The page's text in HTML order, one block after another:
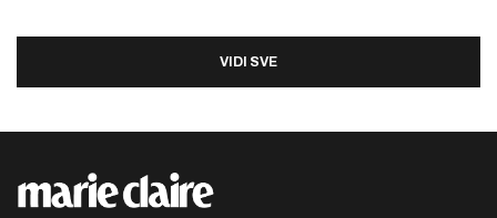
VIDI SVE